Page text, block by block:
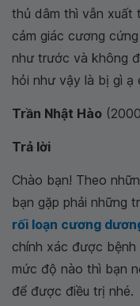
thủ dâm thì vẫn xuất
cảm giác cương
như trước và không
hỏi như vậy là bị gì ạ
Trần Nhật Hào
Trả lời
Chào bạn! Theo
bạn gặp phải những
rối loạn cương
chính xác được
mức độ nào thì bạn
để được điều trị nhé.